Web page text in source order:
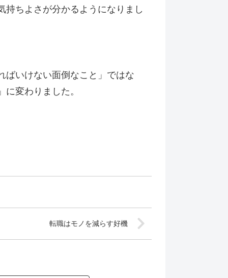
持ちよさが分かるようになりまし
ばいけない面倒なこと」ではな
変わりました。
転職はモノを減らす好機